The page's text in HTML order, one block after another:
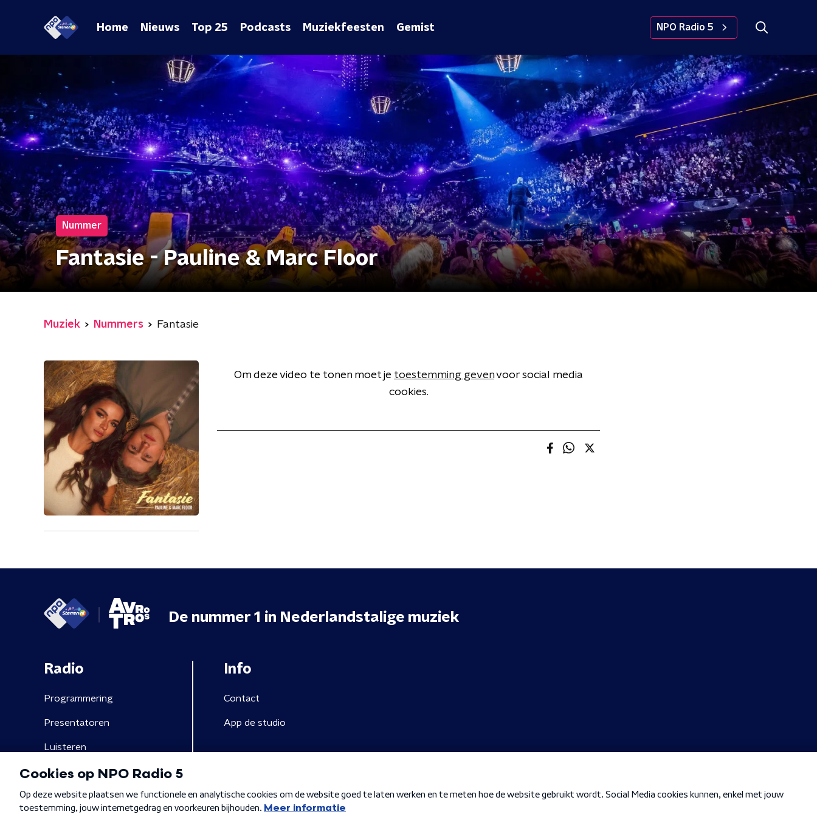
Home Nieuws Top 25 Podcasts Muziekfeesten Gemist NPO Radio 5
Nummer
Fantasie - Pauline & Marc Floor
Muziek Nummers Fantasie
Om deze video te tonen moet je toestemming gevenvoor social media
cookies.
De nummer 1 in Nederlandstalige muziek
Radio
Programmering
Presentatoren
Luisteren
Info
Contact
App de studio
Algemene voorwaarden Privacybeleid